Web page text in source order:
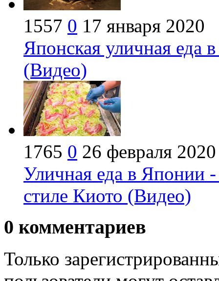
1557 0 17 января 2020
Японская уличная еда
(Видео)
1765 0 26 февраля 2020
Уличная еда в Японии
стиле Киото (Видео)
0 комментариев
Только